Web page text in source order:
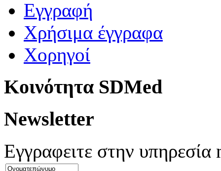
Εγγραφή
Χρήσιμα έγγραφα
Χορηγοί
Kοινότητα SDMed
Newsletter
Εγγραφειτε στην